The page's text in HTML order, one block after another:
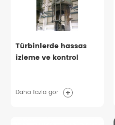
Türbinlerde hassas
izleme ve kontrol
Daha fazla gör